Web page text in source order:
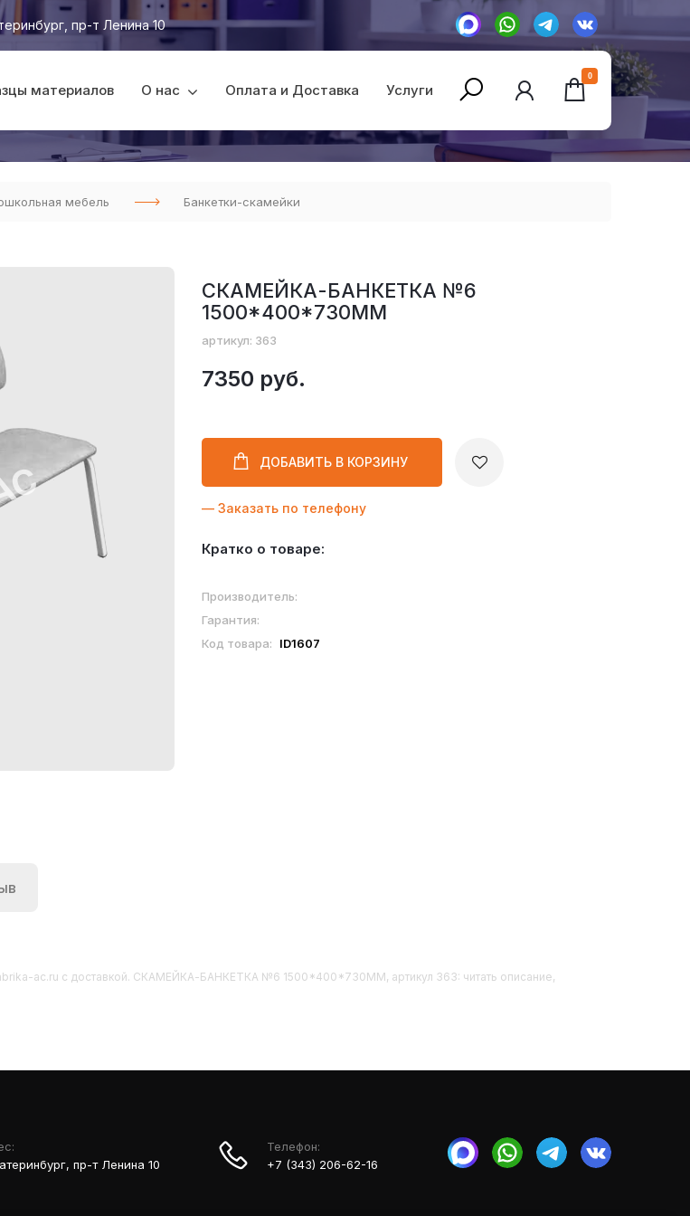
пр-т Ленина 10
материалов О нас Оплата и Доставка Услуги
0
мебель Банкетки-скамейки
СКАМЕЙКА-БАНКЕТКА №6
1500*400*730ММ
артикул: 363
7350 руб.
ДОБАВИТЬ В КОРЗИНУ
— Заказать по телефону
Кратко о товаре:
Производитель:
Гарантия:
Код товара:
ID1607
ac.ru с доставкой. СКАМЕЙКА-БАНКЕТКА №6 1500*400*730ММ, артикул 363: читать описание,
пр-т Ленина 10
Телефон:
+7 (343) 206-62-16